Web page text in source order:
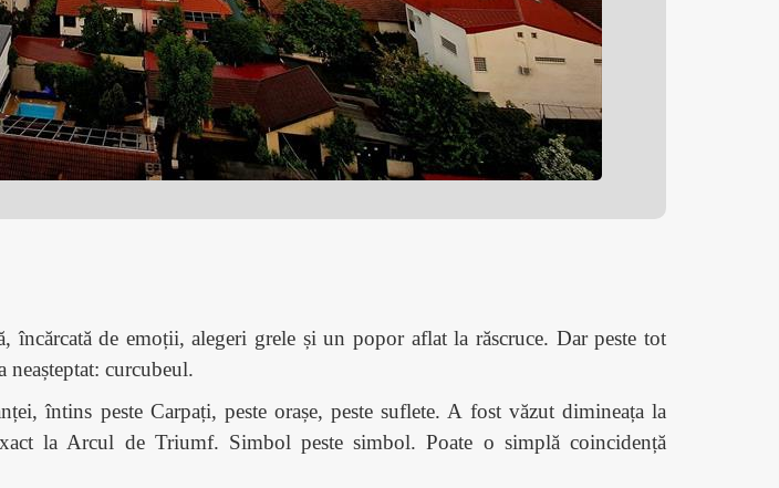
de emoții, alegeri grele și un popor aflat la răscruce. Dar peste tot
curcubeul.
întins peste Carpați, peste orașe, peste suflete. A fost văzut dimineața la
la Arcul de Triumf. Simbol peste simbol. Poate o simplă coincidență